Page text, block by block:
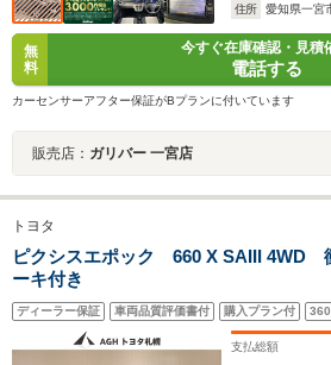
住所
愛知県一宮
無
料
今すぐ在庫確認・見積
電話する
カーセンサーアフター保証がBプランに付いています
販売店： ガリバー 一宮店
トヨタ
ピクシスエポック 660 X SAIII 4WD
ーキ付き
ディーラー保証 車両品質評価書付 購入プラン付
支払総額